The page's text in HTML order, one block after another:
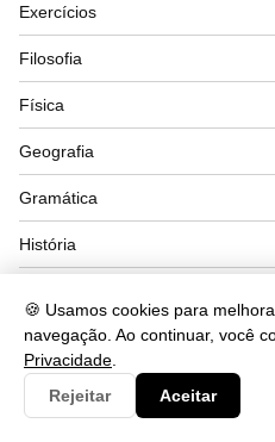
🍪 Usamos cookies para
navegação. Ao continuar, você
Privacidade
Rejeitar
Aceitar
Exercícios
Filosofia
Física
Geografia
Gramática
História
Interpretação
Literatura